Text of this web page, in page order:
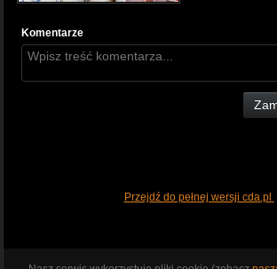
Komentarze
Przejdź do pełnej wersji cda.pl